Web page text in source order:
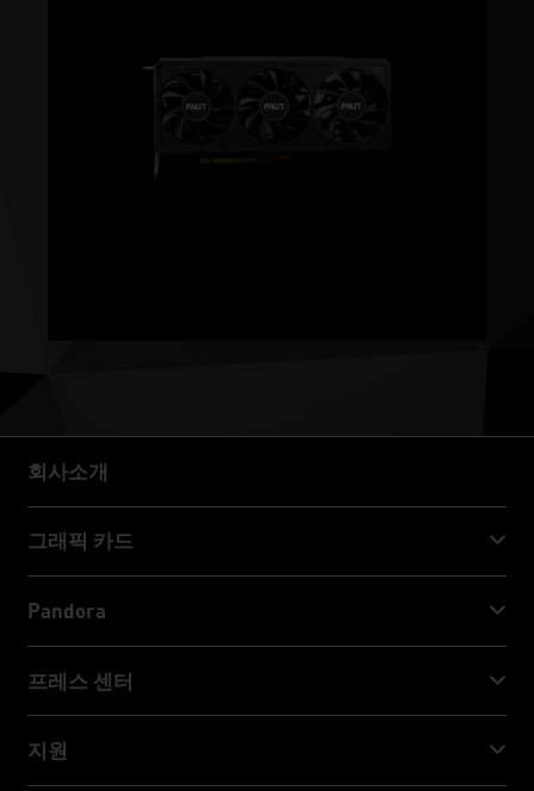
회사소개
회사소개
그래픽 카드
GeForce RTX™ 40 Series
GeForce RTX™ 30 Series
Pandora
NVIDIA Jetson Orin™ Nano Super
프레스 센터
소셜 미디어
지원